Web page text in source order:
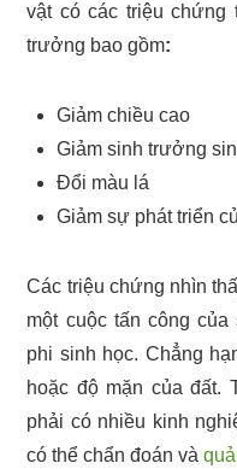
vật có các triệu chứng
trưởng bao gồm:
Giảm chiều cao
Giảm sinh trưởng
Đổi màu lá
Giảm sự phát triển
Các triệu chứng nhìn
một cuộc tấn công
phi sinh học. Chẳng
hoặc độ mặn của đất.
phải có nhiều kinh
có thể chẩn đoán và